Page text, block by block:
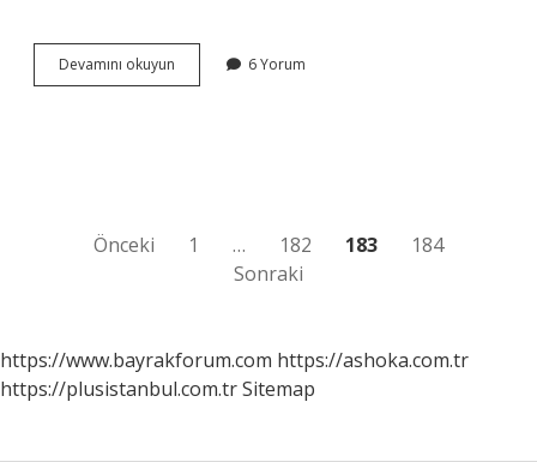
Devamını okuyun Alternatif
akım
6 Yorum
YazıÖnceki 1 … 182 183
184
Sonraki
https://www.bayrakforum.com https://ashoka.com.tr
https://plusistanbul.com.trSitemap